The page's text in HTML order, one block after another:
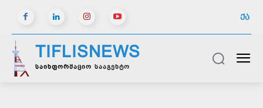
ᲥᲐ
TIFLISNEWS
საინფორმაციო სააგენტო